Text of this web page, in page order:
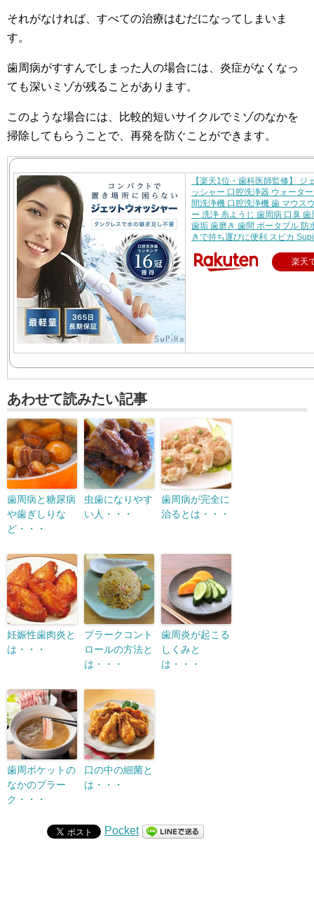
それがなければ、すべての治療はむだになってしまいま
す。
歯周病がすすんでしまった人の場合には、炎症がなくなっ
ても深いミゾが残ることがあります。
このような場合には、比較的短いサイクルでミゾのなかを
掃除してもらうことで、再発を防ぐことができます。
【楽天1位・歯科医師監修】 ジ
ッシャー 口腔洗浄器 ウォータ
間洗浄機 口腔洗浄機 歯 マウス
ー 洗浄 糸ようじ 歯周病 口臭 歯
歯垢 歯磨き 歯間 ポータブル 防
きで持ち運びに便利 スピカ
楽天
あわせて読みたい記事
歯周病と糖尿病
や歯ぎしりな
ど・・・
虫歯になりやす
い人・・・
歯周病が完全に
治るとは・・・
妊娠性歯肉炎と
は・・・
プラークコント
ロールの方法と
は・・・
歯周炎が起こる
しくみと
は・・・
歯周ポケットの
なかのプラー
ク・・・
口の中の細菌と
は・・・
Pocket